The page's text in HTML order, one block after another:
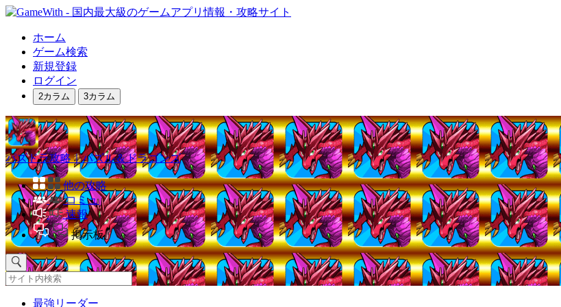
ホーム
ゲーム検索
新規登録
ログイン
2カラム 3カラム
パズドラ攻略｜パズル＆ドラゴンズ
他の攻略
コミュ
速報
掲示板
最強リーダー